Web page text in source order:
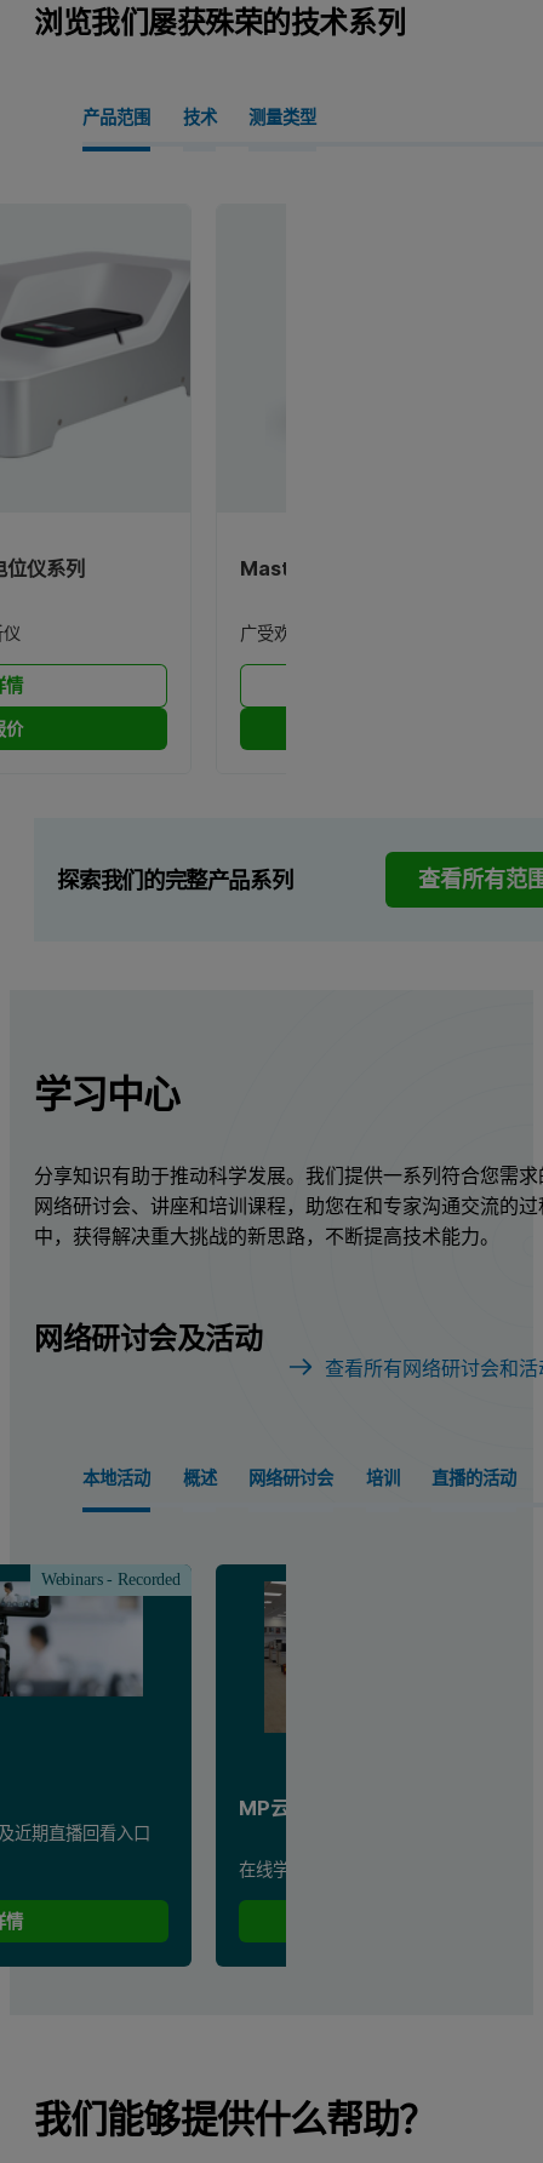
浏览我们屡获殊荣的技术系列
产品范围 技术 测量类型
仪系列
情
价
Mastersizer 系列激光粒度分析仪
广受欢迎的粒径分析仪
探索我们的完整产品系列 查看所有范
学习中心
分享知识有助于推动科学发展。我们提供一系列符合您需求
网络研讨会、讲座和培训课程，助您在和专家沟通交流的过
中，获得解决重大挑战的新思路，不断提高技术能力。
网络研讨会及活动
查看所有网络研讨会和活
本地活动​ 概述 网络研讨会 培训 直播的活动
近期直播回看入口
情
Webinars - Recorded
MP云学堂​
在线学习课程及培训视频集合
我们能够提供什么帮助？